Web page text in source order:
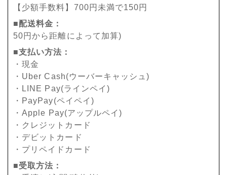
【少額手数料】700円未満で150円
■配送料金：
50円から距離によって加算)
■支払い方法：
・現金
・Uber Cash(ウーバーキャッシュ)
・LINE Pay(ラインペイ)
・PayPay(ペイペイ)
・Apple Pay(アップルペイ)
・クレジットカード
・デビットカード
・プリペイドカード
■受取方法：